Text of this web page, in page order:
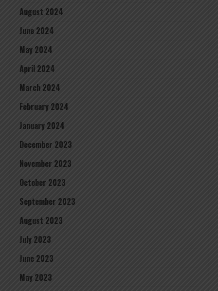
August 2024
June 2024
May 2024
April 2024
March 2024
February 2024
January 2024
December 2023
November 2023
October 2023
September 2023
August 2023
July 2023
June 2023
May 2023